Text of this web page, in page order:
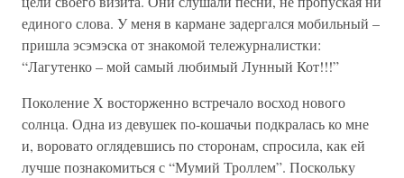
единого слова. У меня в кармане задергался мобильный –
пришла эсэмэска от знакомой тележурналистки:
“Лагутенко – мой самый любимый Лунный Кот!!!”
Поколение Х восторженно встречало восход нового
солнца. Одна из девушек по-кошачьи подкралась ко мне
и, воровато оглядевшись по сторонам, спросила, как ей
лучше познакомиться с “Мумий Троллем”. Поскольку